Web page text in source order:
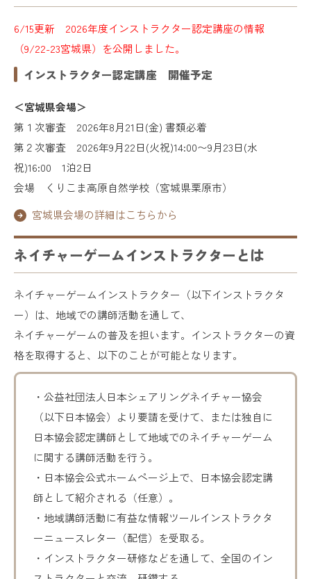
6/15更新 2026年度インストラクター認定講座の情報
（9/22-23宮城県）を公開しました。
インストラクター認定講座 開催予定
＜宮城県会場＞
第１次審査 2026年8月21日(金) 書類必着
第２次審査 2026年9月22日(火祝)14:00〜9月23日(水
祝)16:00 1泊2日
会場 くりこま高原自然学校（宮城県栗原市）
宮城県会場の詳細はこちらから
ネイチャーゲームインストラクターとは
ネイチャーゲームインストラクター（以下インストラクタ
ー）は、地域での講師活動を通して、
ネイチャーゲームの普及を担います。インストラクターの資
格を取得すると、以下のことが可能となります。
・公益社団法人日本シェアリングネイチャー協会
（以下日本協会）より要請を受けて、または独自に
日本協会認定講師として地域でのネイチャーゲーム
に関する講師活動を行う。
・日本協会公式ホームページ上で、日本協会認定講
師として紹介される（任意）。
・地域講師活動に有益な情報ツールインストラクタ
ーニュースレター（配信）を受取る。
・インストラクター研修などを通して、全国のイン